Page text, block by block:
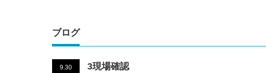
ブログ
9.30
3現場確認